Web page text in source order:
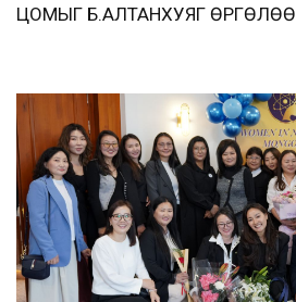
ЦОМЫГ Б.АЛТАНХУЯГ ӨРГӨЛӨӨ